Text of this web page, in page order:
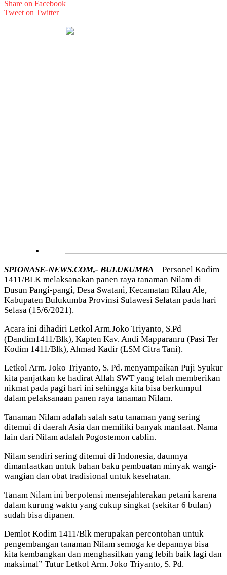
Share on Facebook
Tweet on Twitter
SPIONASE-NEWS.COM,- BULUKUMBA – Personel Kodim
1411/BLK melaksanakan panen raya tanaman Nilam di
Dusun Pangi-pangi, Desa Swatani, Kecamatan Rilau Ale,
Kabupaten Bulukumba Provinsi Sulawesi Selatan pada hari
Selasa (15/6/2021).
Acara ini dihadiri Letkol Arm.Joko Triyanto, S.Pd
(Dandim1411/Blk), Kapten Kav. Andi Mapparanru (Pasi Ter
Kodim 1411/Blk), Ahmad Kadir (LSM Citra Tani).
Letkol Arm. Joko Triyanto, S. Pd. menyampaikan Puji Syukur
kita panjatkan ke hadirat Allah SWT yang telah memberikan
nikmat pada pagi hari ini sehingga kita bisa berkumpul
dalam pelaksanaan panen raya tanaman Nilam.
Tanaman Nilam adalah salah satu tanaman yang sering
ditemui di daerah Asia dan memiliki banyak manfaat. Nama
lain dari Nilam adalah Pogostemon cablin.
Nilam sendiri sering ditemui di Indonesia, daunnya
dimanfaatkan untuk bahan baku pembuatan minyak wangi-
wangian dan obat tradisional untuk kesehatan.
Tanam Nilam ini berpotensi mensejahterakan petani karena
dalam kurung waktu yang cukup singkat (sekitar 6 bulan)
sudah bisa dipanen.
Demlot Kodim 1411/Blk merupakan percontohan untuk
pengembangan tanaman Nilam semoga ke depannya bisa
kita kembangkan dan menghasilkan yang lebih baik lagi dan
maksimal” Tutur Letkol Arm. Joko Triyanto, S. Pd.